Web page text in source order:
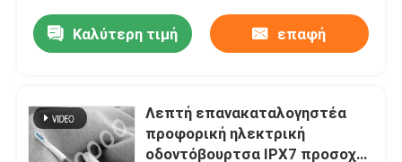
Καλύτερη τιμή επαφή
Λεπτή επανακαταλογηστέα
προφορική ηλεκτρική
οδοντόβουρτσα IPX7 προσοχής